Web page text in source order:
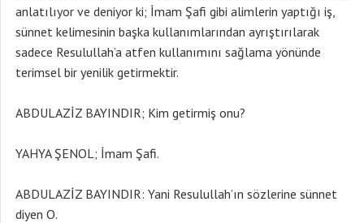
anlatılıyor ve deniyor ki; İmam Şafi gibi alimlerin yaptığı iş,
sünnet kelimesinin başka kullanımlarından ayrıştırılarak
sadece Resulullah’a atfen kullanımını sağlama yönünde
terimsel bir yenilik getirmektir.
ABDULAZİZ BAYINDIR; Kim getirmiş onu?
YAHYA ŞENOL; İmam Şafi.
ABDULAZİZ BAYINDIR: Yani Resulullah’ın sözlerine sünnet
diyen O.